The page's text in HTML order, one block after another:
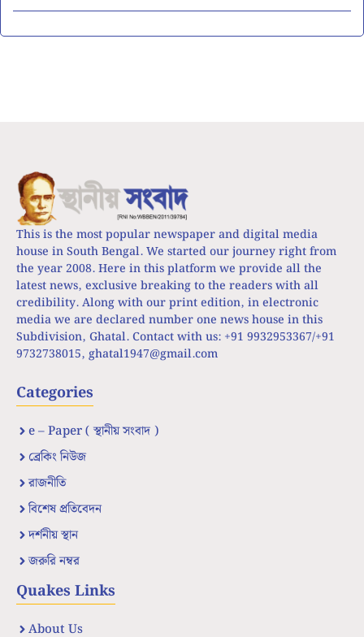
This is the most popular newspaper and digital media
house in South Bengal. We started our journey right from
the year 2008. Here in this platform we provide all the
latest news, exclusive breaking to the readers with all
credibility. Along with our print edition, in electronic
media we are declared number one news house in this
Subdivision, Ghatal. Contact with us: +91 9932953367/+91
9732738015, ghatal1947@gmail.com
Categories
e – Paper ( স্থানীয় সংবাদ )
ব্রেকিং নিউজ
রাজনীতি
বিশেষ প্রতিবেদন
দর্শনীয় স্থান
জরুরি নম্বর
Quakes Links
About Us